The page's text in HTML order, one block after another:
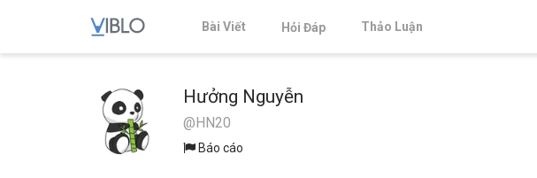
Bài Viết Hỏi Đáp Thảo Luận
Hưởng Nguyễn
@HN20
Báo cáo